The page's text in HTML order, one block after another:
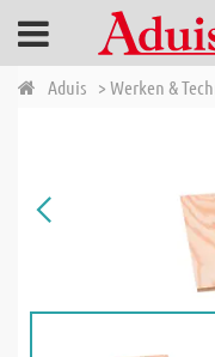
Aduis > Werken &